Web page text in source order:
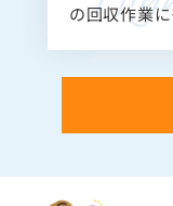
の回収作業